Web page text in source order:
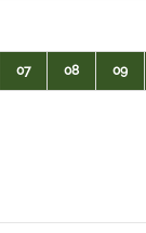
07 08 09